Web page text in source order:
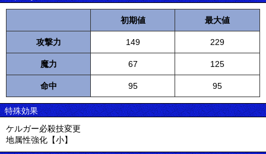
初期値 最大値
攻撃力 149 229
魔力 67 125
命中 95 95
特殊効果
ケルガー必殺技変更
地属性強化【小】